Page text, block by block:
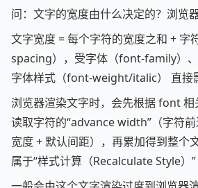
问：文字的宽度由什么决定的？浏览
文字宽度 = 每个字符的宽度之和 +
spacing），受字体（font-family）、
字体样式（font-weight/italic） 直接
浏览器渲染文字时，会先根据 font
读取字符的“advance width”（字符
宽度 + 默认间距），再累加得到整个
属于“样式计算（Recalculate Style）”